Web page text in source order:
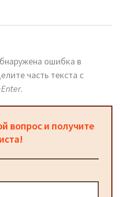
ошибка в
часть текста с
.
вопрос и получите